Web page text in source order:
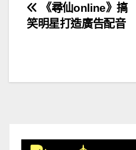
文
章
覽
《尋仙online》搞
笑明星打造廣告配音